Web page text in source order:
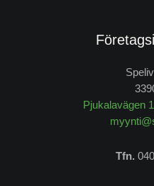
Pjukalavägen
Tfn.